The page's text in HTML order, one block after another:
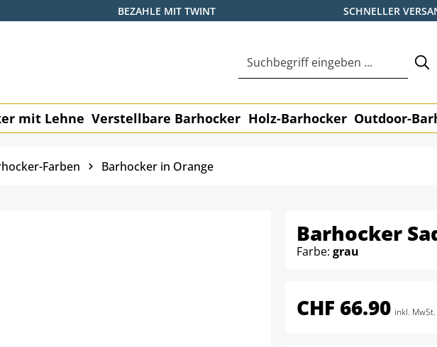
BEZAHLE MIT TWINT SCHNELLER
mit Lehne Verstellbare Barhocker Holz-Barhocker Outdoor-
Farben Barhocker in Orange
Barhocker
Farbe: grau
CHF 66.90 inkl. MwSt.